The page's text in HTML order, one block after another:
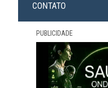
CONTATO
PUBLICIDADE